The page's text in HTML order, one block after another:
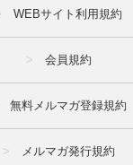
WEBサイト利用規約
会員規約
無料メルマガ登録規約
メルマガ発行規約